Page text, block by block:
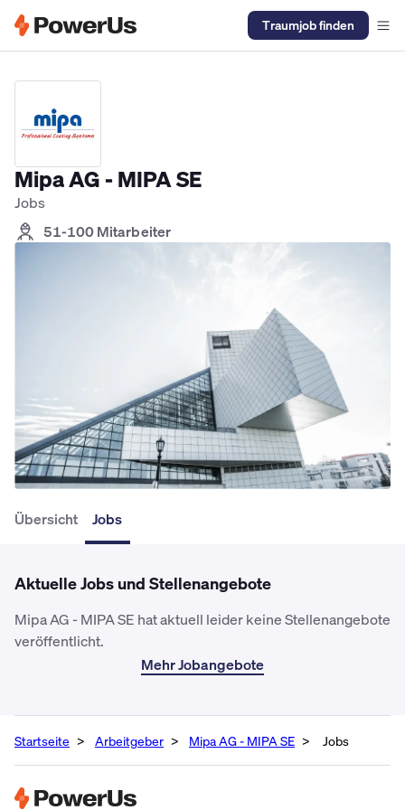
Traumjob finden
Mipa AG - MIPA SE
Jobs
51-100 Mitarbeiter
Übersicht Jobs
Aktuelle Jobs und Stellenangebote
Mipa AG - MIPA SE hat aktuell leider keine Stellenangebote
veröffentlicht.
Mehr Jobangebote
Startseite Arbeitgeber Mipa AG - MIPA SE Jobs